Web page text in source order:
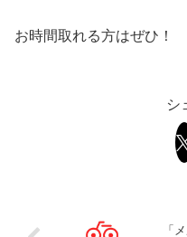
お時間取れる方はぜひ！
シ
「